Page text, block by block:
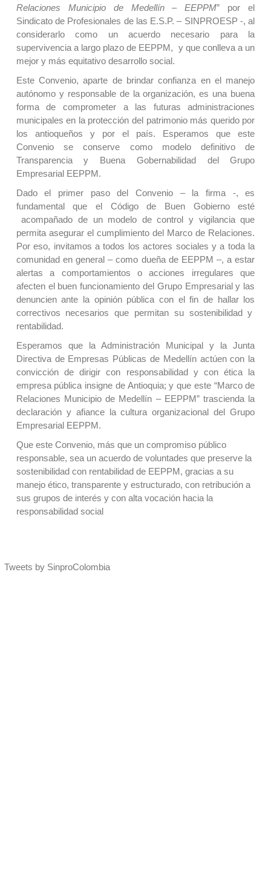
Relaciones Municipio de Medellín – EEPPM” por el
Sindicato de Profesionales de las E.S.P. – SINPROESP -, al
considerarlo como un acuerdo necesario para la
supervivencia a largo plazo de EEPPM, y que conlleva a un
mejor y más equitativo desarrollo social.
Este Convenio, aparte de brindar confianza en el manejo
autónomo y responsable de la organización, es una buena
forma de comprometer a las futuras administraciones
municipales en la protección del patrimonio más querido por
los antioqueños y por el país. Esperamos que este
Convenio se conserve como modelo definitivo de
Transparencia y Buena Gobernabilidad del Grupo
Empresarial EEPPM.
Dado el primer paso del Convenio – la firma -, es
fundamental que el Código de Buen Gobierno esté
acompañado de un modelo de control y vigilancia que
permita asegurar el cumplimiento del Marco de Relaciones.
Por eso, invitamos a todos los actores sociales y a toda la
comunidad en general – como dueña de EEPPM –, a estar
alertas a comportamientos o acciones irregulares que
afecten el buen funcionamiento del Grupo Empresarial y las
denuncien ante la opinión pública con el fin de hallar los
correctivos necesarios que permitan su sostenibilidad y
rentabilidad.
Esperamos que la Administración Municipal y la Junta
Directiva de Empresas Públicas de Medellín actúen con la
convicción de dirigir con responsabilidad y con ética la
empresa pública insigne de Antioquia; y que este “Marco de
Relaciones Municipio de Medellín – EEPPM” trascienda la
declaración y afiance la cultura organizacional del Grupo
Empresarial EEPPM.
Que este Convenio, más que un compromiso público
responsable, sea un acuerdo de voluntades que preserve la
sostenibilidad con rentabilidad de EEPPM, gracias a su
manejo ético, transparente y estructurado, con retribución a
sus grupos de interés y con alta vocación hacia la
responsabilidad social
Tweets by SinproColombia